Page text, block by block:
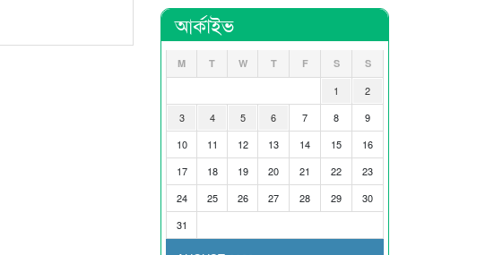
আর্কাইভ
M T W T F S S
1
2
3
4 5 6 7 8
9
10
11 12 13 14 15
16
17
18 19 20 21 22
23
24
25 26 27 28 29
30
31